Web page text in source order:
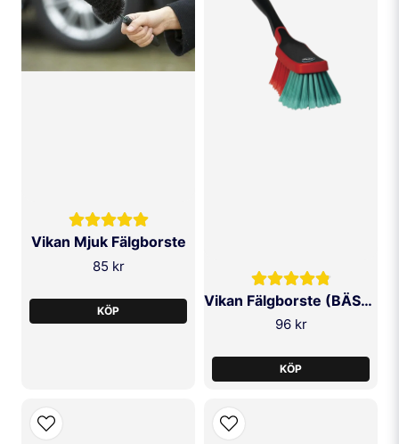
Vikan Mjuk Fälgborste
85 kr
KÖP
Vikan Fälgborste (BÄSTSÄLJARE!)
96 kr
KÖP